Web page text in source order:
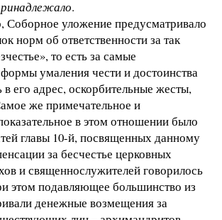
.
Соборное уложение предусматривало
норм об ответственности за так
то есть за самые
умаления чести и достоинства
в его адрес, оскорбительные жесты,
же примечательное и
в этом отношении было
главы 10-й, посвященных данному
за бесчестье церковных
и священнослужителей говорилось
этом подавляющее большинство из
денежные возмещения за